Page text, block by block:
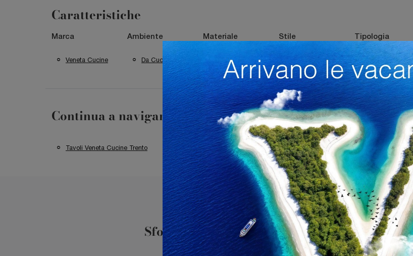
Caratteristiche
Marca
Veneta Cucine
Ambiente
Da Cucina
Materiale
In Laminato
Stile
Moderni
Tipologia
Fissi
Continua a navigare
Tavoli Veneta Cucine Trento Tavoli Veneta Cucine Bergamo Tavoli Veneta Cucine Sirmione
Sfoglia i cataloghi